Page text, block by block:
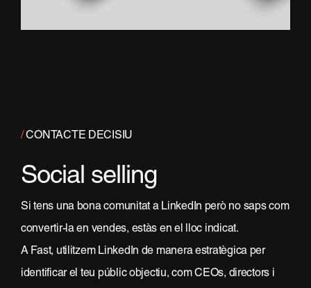
/CONTACTE DECISIU
Social selling
Si tens una bona comunitat a LinkedIn però no saps com
convertir-la en vendes, estàs en el lloc indicat.
A Fast, utilitzem LinkedIn de manera estratègica per
identificar el teu públic objectiu, com CEOs, directors i